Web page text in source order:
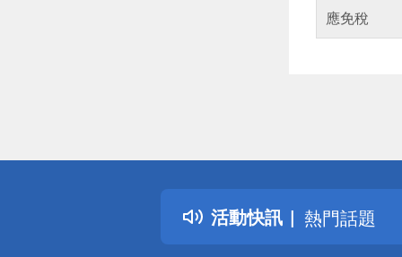
應免稅
活動快訊
詐騙網頁！
得獎公告
熱門話題
銀行優惠